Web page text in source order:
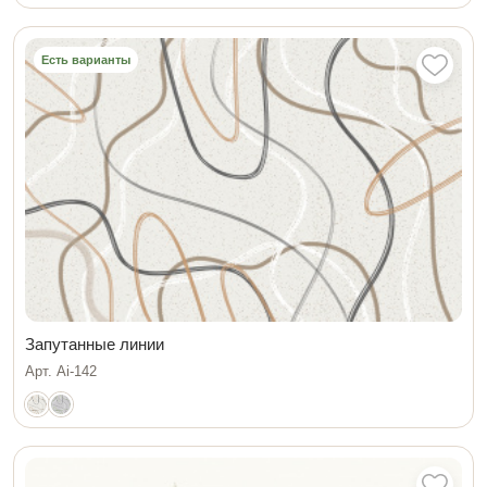
Есть варианты
Запутанные линии
Арт. Ai-142